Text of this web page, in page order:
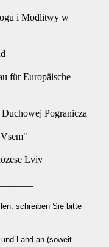
i Modlitwy w
für Europäische
Pogranicza
Lviv
schreiben Sie bitte
Land an (soweit